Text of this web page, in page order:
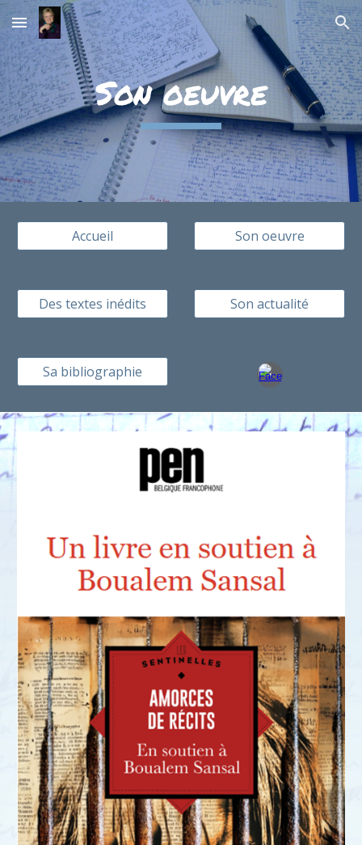
Skip to main content Skip to navigation
Son oeuvre
Accueil Son oeuvre
Des textes inédits Son actualité
Sa bibliographie